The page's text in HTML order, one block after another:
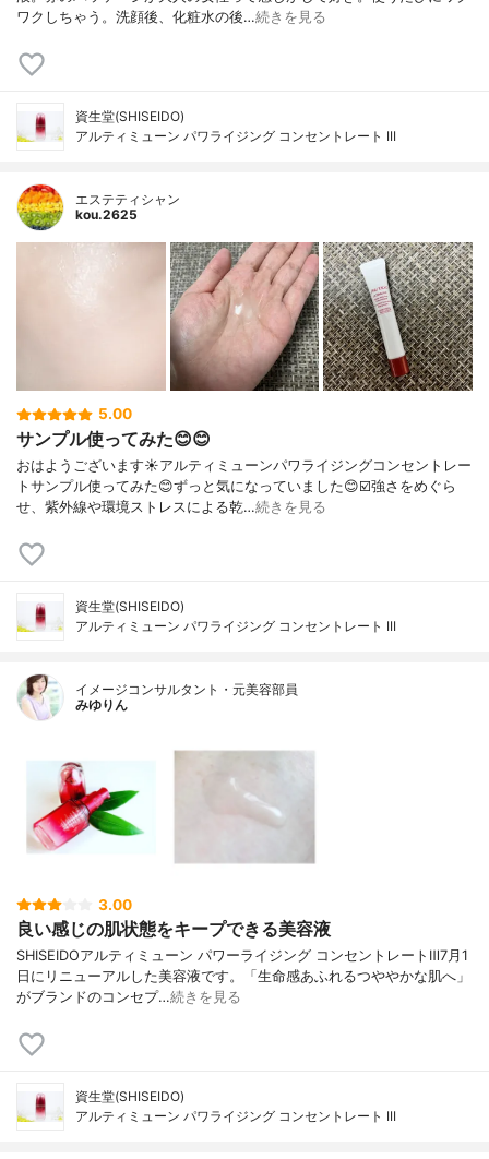
ワクしちゃう。洗顔後、化粧水の後…続きを見る
資生堂(SHISEIDO)
アルティミューン パワライジング コンセントレート III
エステティシャン
kou.2625
5.00
サンプル使ってみた😊😊
おはようございます☀アルティミューンパワライジングコンセントレー
トサンプル使ってみた😊ずっと気になっていました😊☑️強さをめぐら
せ、紫外線や環境ストレスによる乾…続きを見る
資生堂(SHISEIDO)
アルティミューン パワライジング コンセントレート III
イメージコンサルタント・元美容部員
みゆりん
3.00
良い感じの肌状態をキープできる美容液
SHISEIDOアルティミューン パワーライジング コンセントレートⅢ7月1
日にリニューアルした美容液です。「生命感あふれるつややかな肌へ」
がブランドのコンセプ…続きを見る
資生堂(SHISEIDO)
アルティミューン パワライジング コンセントレート III